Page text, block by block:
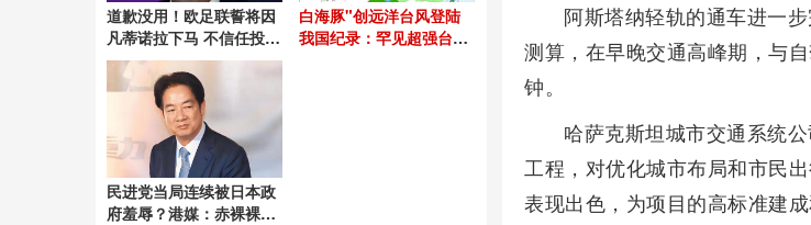
阿斯塔纳轻轨的通车进一
测算，在早晚交通高峰期，与
钟。
哈萨克斯坦城市交通系统
工程，对优化城市布局和市民
表现出色，为项目的高标准建
道歉没用！欧足联誓将因
凡蒂诺拉下马 不信任投票
进行中
白海豚"创远洋台风登陆
我国纪录：罕见超强台风
民进党当局连续被日本政
府羞辱？港媒：赤裸裸摊